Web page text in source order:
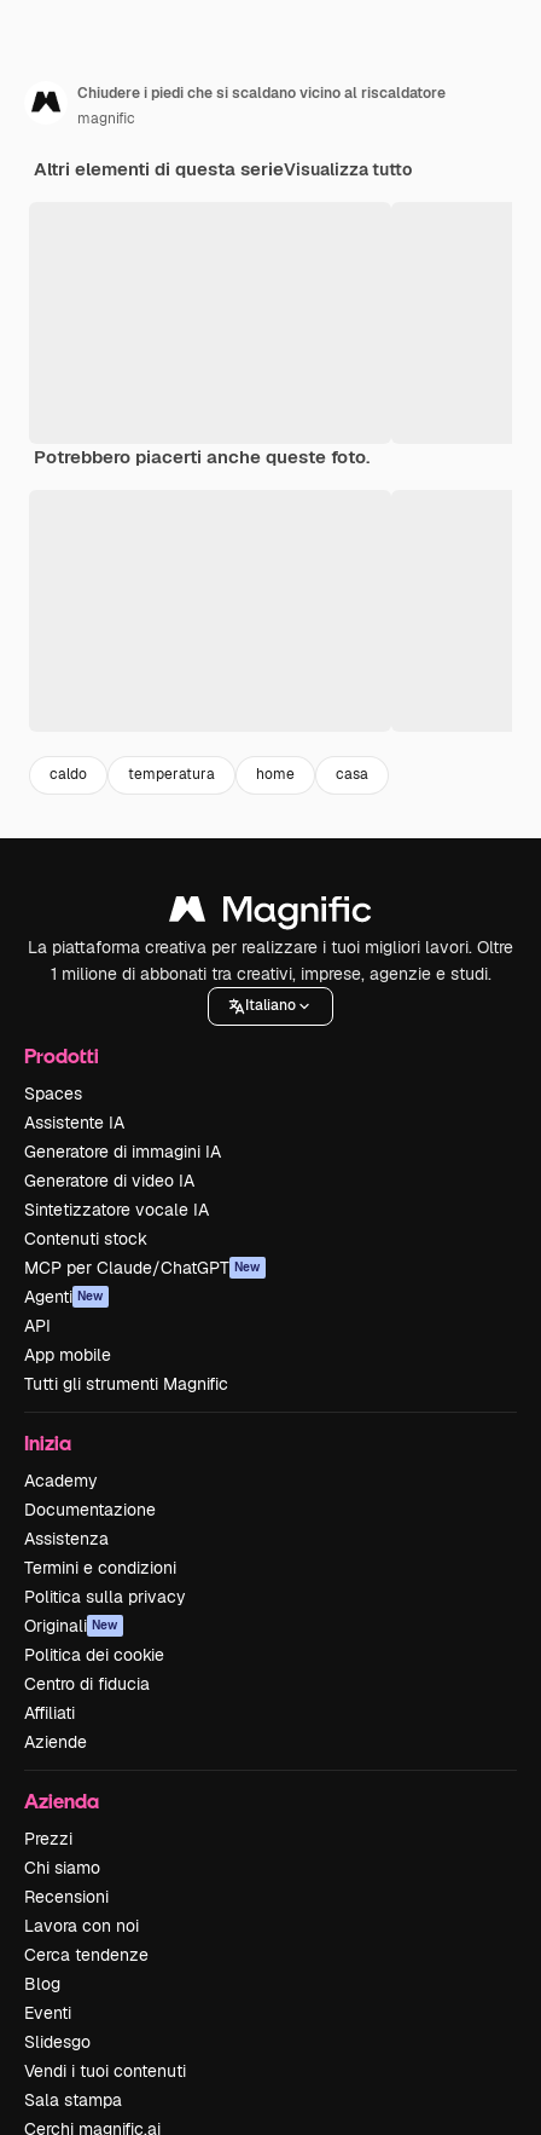
Chiudere i piedi che si scaldano vicino al riscaldatore
magnific
Altri elementi di questa serieVisualizza tutto
Potrebbero piacerti anche queste foto.
caldo temperatura home casa
La piattaforma creativa per realizzare i tuoi migliori lavori. Oltre
1 milione di abbonati tra creativi, imprese, agenzie e studi.
Italiano
Prodotti
Spaces
Assistente IA
Generatore di immagini IA
Generatore di video IA
Sintetizzatore vocale IA
Contenuti stock
MCP per Claude/ChatGPT New
Agenti New
API
App mobile
Tutti gli strumenti Magnific
Inizia
Academy
Documentazione
Assistenza
Termini e condizioni
Politica sulla privacy
Originali New
Politica dei cookie
Centro di fiducia
Affiliati
Aziende
Azienda
Prezzi
Chi siamo
Recensioni
Lavora con noi
Cerca tendenze
Blog
Eventi
Slidesgo
Vendi i tuoi contenuti
Sala stampa
Cerchi magnific.ai